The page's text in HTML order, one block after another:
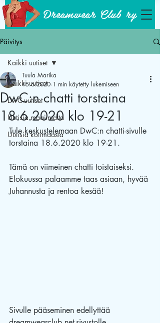
Dreamwear Club ry
Päivitys
Kaikki uutiset
DwC-uutiset
Uutisia maailmalta
Uutisia kotimaasta
Kaikki uutiset
DwC:n chatti torstaina
18.6.2020 klo 19-21
Tuula Marika
15.6.2020 1 min käytetty lukemiseen
Tule keskustelemaan DwC:n chatti-sivulle
torstaina 18.6.2020 klo 19-21.
Tämä on viimeinen chatti toistaiseksi.
Elokuussa palaamme taas asiaan, hyvää
Juhannusta ja rentoa kesää!
Sivulle pääseminen edellyttää